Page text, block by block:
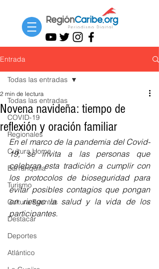
Entrada
Todas las entradas
COVID-19
Regionales
Cultura Home
Barranquilla
Turismo
Cultura Eventos
Destacar
Deportes
Atlántico
Todas las entradas
Novena navideña: tiempo de
reflexión y oración familiar
2 min de lectura
En el marco de la pandemia del Covid-
19, se invita a las personas que
celebran esta tradición a cumplir con
los protocolos de bioseguridad para
evitar posibles contagios que pongan
en riesgo la salud y la vida de los
participantes.